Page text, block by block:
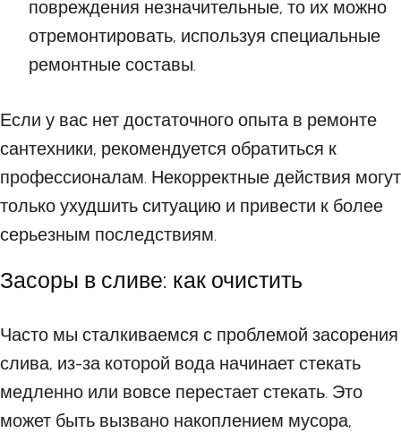
повреждения незначительные, то их можно
отремонтировать, используя специальные
ремонтные составы.
Если у вас нет достаточного опыта в ремонте
сантехники, рекомендуется обратиться к
профессионалам. Некорректные действия могут
только ухудшить ситуацию и привести к более
серьезным последствиям.
Засоры в сливе: как очистить
Часто мы сталкиваемся с проблемой засорения
слива, из-за которой вода начинает стекать
медленно или вовсе перестает стекать. Это
может быть вызвано накоплением мусора,